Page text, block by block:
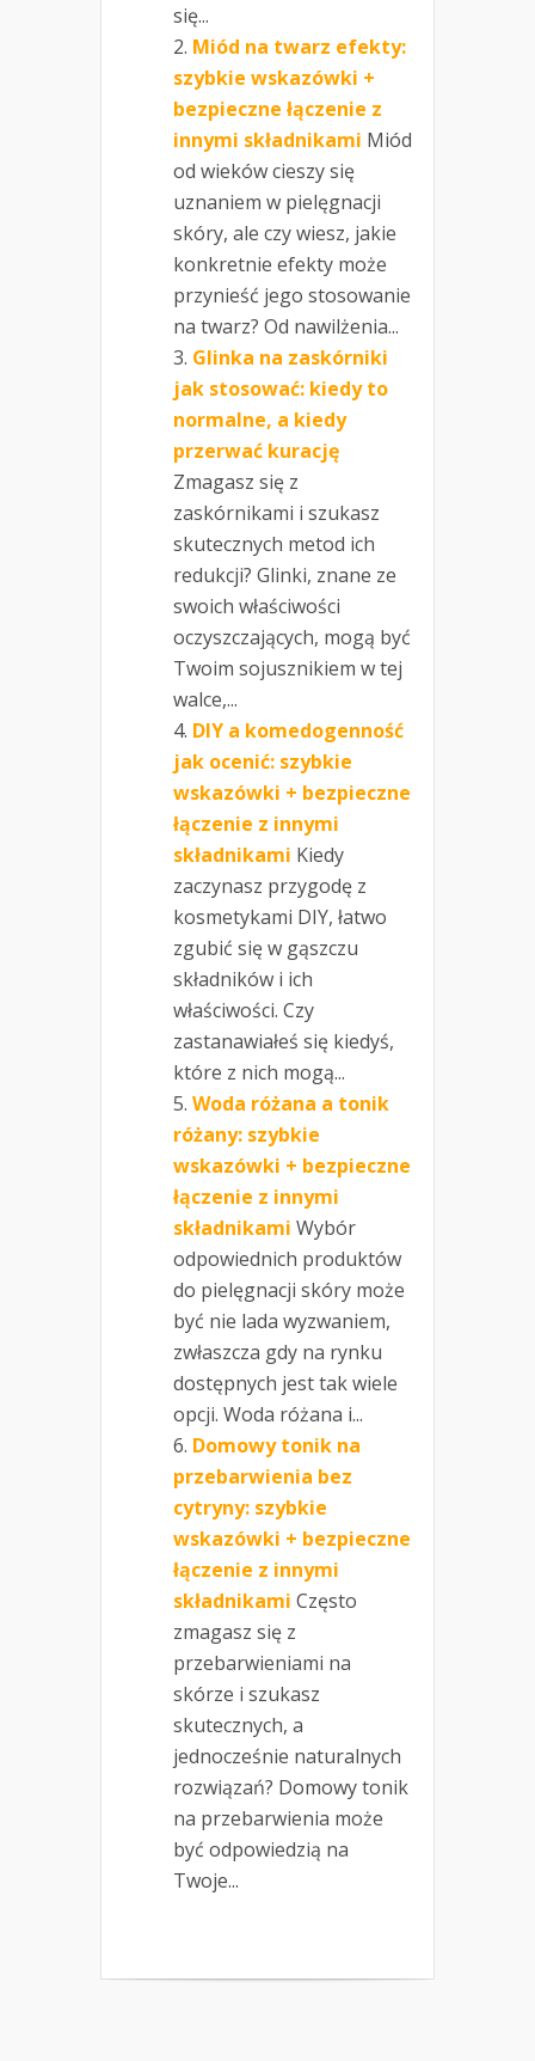
się...
Miód na twarz efekty:
szybkie wskazówki +
bezpieczne łączenie z
innymi składnikami Miód
od wieków cieszy się
uznaniem w pielęgnacji
skóry, ale czy wiesz, jakie
konkretnie efekty może
przynieść jego stosowanie
na twarz? Od nawilżenia...
Glinka na zaskórniki
jak stosować: kiedy to
normalne, a kiedy
przerwać kurację
Zmagasz się z
zaskórnikami i szukasz
skutecznych metod ich
redukcji? Glinki, znane ze
swoich właściwości
oczyszczających, mogą być
Twoim sojusznikiem w tej
walce,...
DIY a komedogenność
jak ocenić: szybkie
wskazówki + bezpieczne
łączenie z innymi
składnikami Kiedy
zaczynasz przygodę z
kosmetykami DIY, łatwo
zgubić się w gąszczu
składników i ich
właściwości. Czy
zastanawiałeś się kiedyś,
które z nich mogą...
Woda różana a tonik
różany: szybkie
wskazówki + bezpieczne
łączenie z innymi
składnikami Wybór
odpowiednich produktów
do pielęgnacji skóry może
być nie lada wyzwaniem,
zwłaszcza gdy na rynku
dostępnych jest tak wiele
opcji. Woda różana i...
Domowy tonik na
przebarwienia bez
cytryny: szybkie
wskazówki + bezpieczne
łączenie z innymi
składnikami Często
zmagasz się z
przebarwieniami na
skórze i szukasz
skutecznych, a
jednocześnie naturalnych
rozwiązań? Domowy tonik
na przebarwienia może
być odpowiedzią na
Twoje...